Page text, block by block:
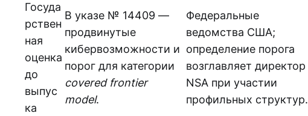
Госуда
рствен
ная
оценка
до
выпус
ка
В указе № 14409 —
продвинутые
кибервозможности и
порог для категории
covered frontier
model.
Федеральные
ведомства США;
определение порога
возглавляет директор
NSA при участии
профильных структур.